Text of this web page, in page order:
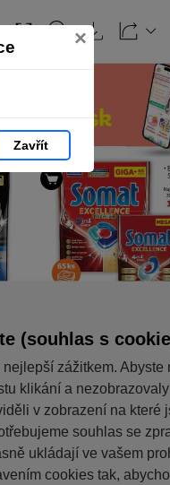
×
Zavřít
(souhlas s
zážitkem. Abyste
klikání a
v zobrazení na které
souhlas se
ukládají ve vašem
cookies tak,